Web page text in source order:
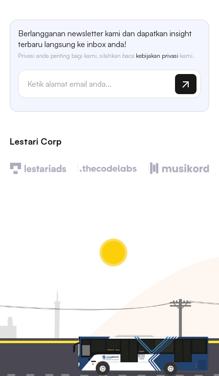
Berlangganan newsletter kami dan dapatkan insight
terbaru langsung ke inbox anda!
Privasi anda penting bagi kami, silahkan baca kebijakan privasi kami.
Lestari Corp